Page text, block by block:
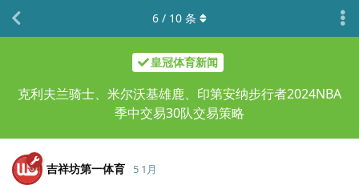
皇冠体育新闻
克利夫兰骑士、米尔沃基雄鹿、印第安纳步行者2024NBA
季中交易30队交易策略
6 / 10 条
吉祥坊第一体育 5 1月